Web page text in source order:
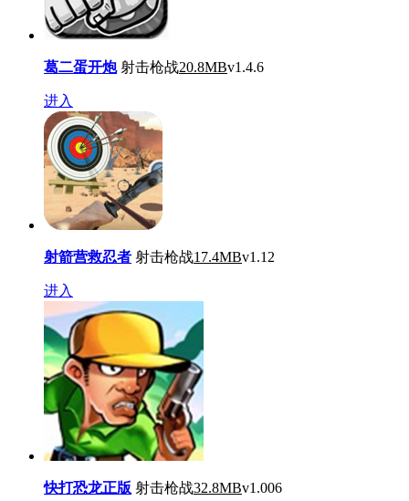
葛二蛋开炮 射击枪战20.8MBv1.4.6
进入
射箭营救忍者 射击枪战17.4MBv1.12
进入
快打恐龙正版 射击枪战32.8MBv1.006